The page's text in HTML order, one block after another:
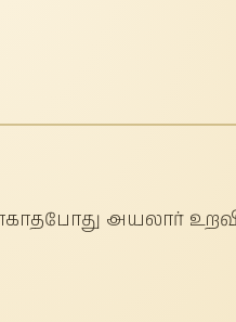
அயலார்